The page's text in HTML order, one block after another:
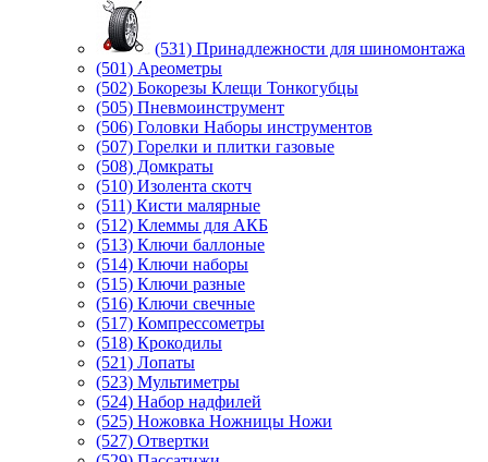
(531) Принадлежности для шиномонтажа
(501) Ареометры
(502) Бокорезы Клещи Тонкогубцы
(505) Пневмоинструмент
(506) Головки Наборы инструментов
(507) Горелки и плитки газовые
(508) Домкраты
(510) Изолента скотч
(511) Кисти малярные
(512) Клеммы для АКБ
(513) Ключи баллоные
(514) Ключи наборы
(515) Ключи разные
(516) Ключи свечные
(517) Компрессометры
(518) Крокодилы
(521) Лопаты
(523) Мультиметры
(524) Набор надфилей
(525) Ножовка Ножницы Ножи
(527) Отвертки